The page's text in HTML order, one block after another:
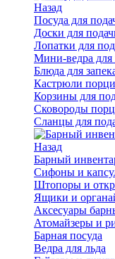
Назад
Посуда для
Доски для
Лопатки для
Мини-ведра для
Блюда для
Кастрюли
Корзины для
Сковороды
Сланцы для
Назад
Барный
Сифоны и
Штопоры и
Ящики и
Аксесуары
Атомайзеры и
Барная посуда
Ведра для льда